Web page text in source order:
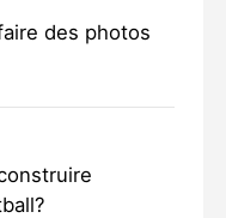
des photos